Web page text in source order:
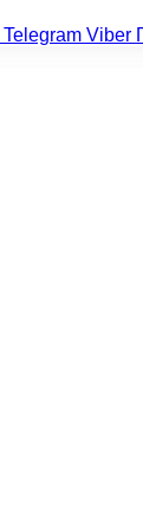
Telegram Viber